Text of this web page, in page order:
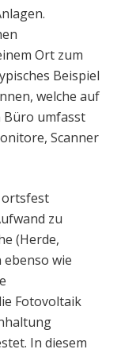
Ort zum
Beispiel
welche auf
Büro umfasst
Scanner
ortsfest
zu
(Herde,
wie
Fotovoltaik
In diesem